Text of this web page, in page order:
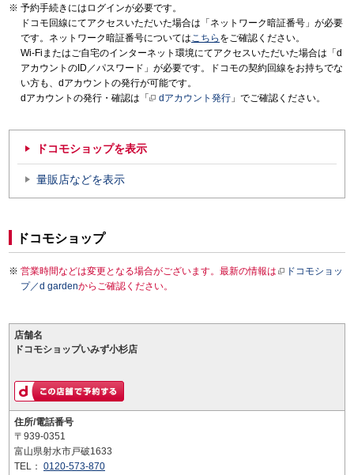
予約手続きにはログインが必要です。
ドコモ回線にてアクセスいただいた場合は「ネットワーク暗証番号」が必要
です。ネットワーク暗証番号についてはこちら をご確認ください。
Wi-Fiまたはご自宅のインターネット環境にてアクセスいただいた場合は「d
アカウントのID／パスワード」が必要です。ドコモの契約回線をお持ちでな
い方も、dアカウントの発行が可能です。
dアカウントの発行・確認は「
dアカウント発行 」でご確認ください。
ドコモショップを表示
量販店などを表示
ドコモショップ
営業時間などは変更となる場合がございます。最新の情報は
ドコモショッ
プ／d gardenからご確認ください。
店舗名
ドコモショップいみず小杉店
住所/電話番号
〒939-0351
富山県射水市戸破1633
TEL： 0120-573-870